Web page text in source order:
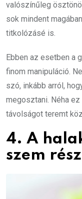
valószínűleg
sok mindent
titkolózásé is.
Ebben az esetben a
finom manipuláció.
szó, inkább arról,
megosztani. Néha
távolságot teremt
4. A
szem